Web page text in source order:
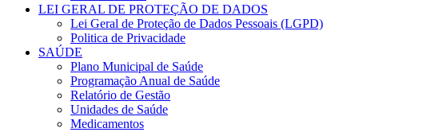
LEI GERAL DE PROTEÇÃO DE DADOS
Lei Geral de Proteção de Dados Pessoais (LGPD)
Politica de Privacidade
SAÚDE
Plano Municipal de Saúde
Programação Anual de Saúde
Relatório de Gestão
Unidades de Saúde
Medicamentos